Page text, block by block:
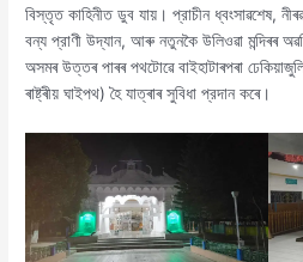
বিস্তৃত কাহিনীত ডুব যায়। প্রাচীন ধ্বংসাৱশেষ,
বন্য প্রাণী উদ্যান, আৰু নতুনকৈ উলিওৱা মন্দিৰৰ
অসমৰ উত্তৰ পাৰৰ পথটোৱে বাইহাটাৰপৰা
ৰাষ্ট্ৰীয় ঘাইপথ) হৈ যাত্ৰাৰ সুবিধা প্রদান কৰে।